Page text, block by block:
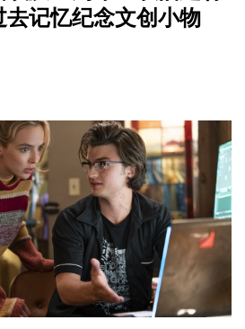
记忆纪念文创小物